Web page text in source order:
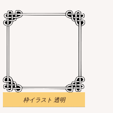
枠イラスト 透明